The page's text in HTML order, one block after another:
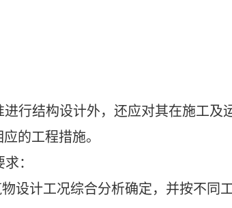
行结构设计外，还应对其在施工及
的工程措施。
：
设计工况综合分析确定，并按不同